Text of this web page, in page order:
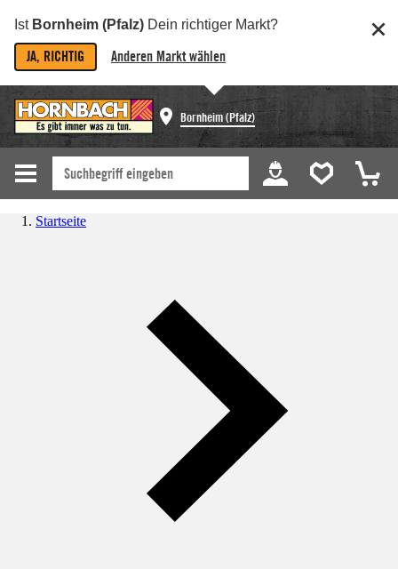
Ist Bornheim (Pfalz) Dein richtiger Markt?
JA, RICHTIG Anderen Markt wählen
Bornheim (Pfalz)
Startseite